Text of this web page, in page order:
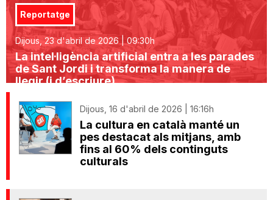
Reportatge
Dijous, 23 d'abril de 2026 | 09:30h
La intel·ligència artificial entra a les parades
de Sant Jordi i transforma la manera de
llegir (i d’escriure)
Dijous, 16 d'abril de 2026 | 16:16h
La cultura en català manté un
pes destacat als mitjans, amb
fins al 60% dels continguts
culturals